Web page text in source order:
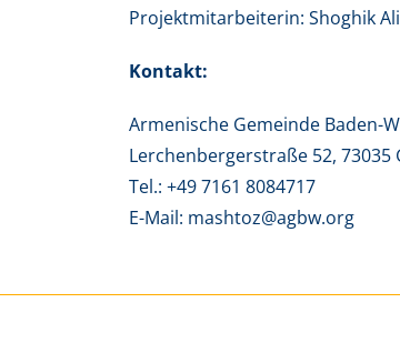
Projektmitarbeiterin: Shoghik
Kontakt:
Armenische Gemeinde Baden-
Lerchenbergerstraße 52, 73035
Tel.: +49 7161 8084717
E-Mail: mashtoz@agbw.org